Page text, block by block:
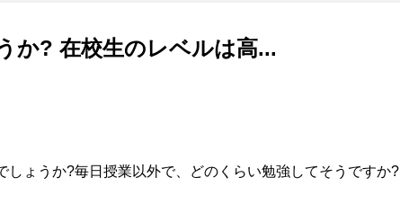
か? 在校生のレベルは高...
しょうか?毎日授業以外で、どのくらい勉強してそうですか?